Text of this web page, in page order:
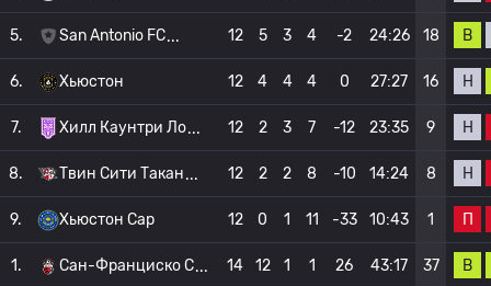
5. San Antonio FC 12 5 3 4 -2 24:26 18 В
6. Хьюстон 12 4 4 4 0 27:27 16 Н
7. Хилл Каунтри Ло 12 2 3 7 -12 23:35 9 Н
8. Твин Сити Такан 12 2 2 8 -10 14:24 8 Н
9. Хьюстон Сар 12 0 1 11 -33 10:43 1 П
1. Сан-Франциско С 14 12 1 1 26 43:17 37 В